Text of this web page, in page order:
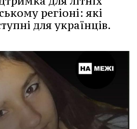
регіоні: які
для українців.